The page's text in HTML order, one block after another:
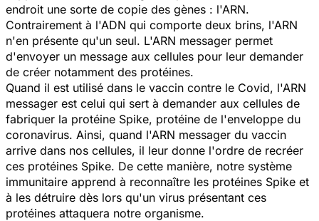
endroit une sorte de copie des gènes : l'ARN.
Contrairement à l'ADN qui comporte deux brins, l'ARN
n'en présente qu'un seul. L'ARN messager permet
d'envoyer un message aux cellules pour leur demander
de créer notamment des protéines.
Quand il est utilisé dans le vaccin contre le Covid, l'ARN
messager est celui qui sert à demander aux cellules de
fabriquer la protéine Spike, protéine de l'enveloppe du
coronavirus. Ainsi, quand l'ARN messager du vaccin
arrive dans nos cellules, il leur donne l'ordre de recréer
ces protéines Spike. De cette manière, notre système
immunitaire apprend à reconnaître les protéines Spike et
à les détruire dès lors qu'un virus présentant ces
protéines attaquera notre organisme.